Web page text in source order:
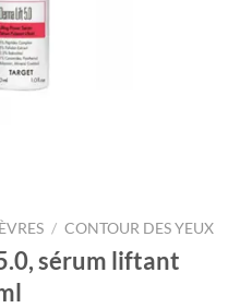
/ CONTOUR DES YEUX
sérum liftant